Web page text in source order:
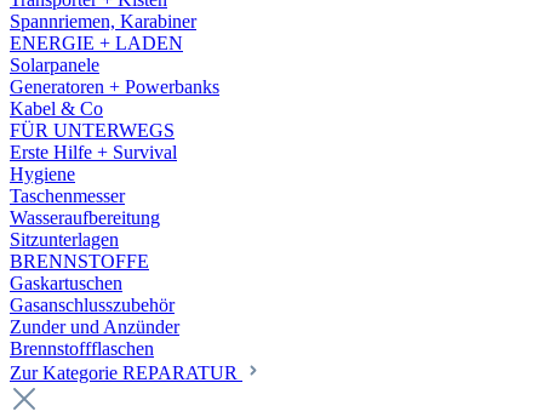
Spannriemen, Karabiner
ENERGIE + LADEN
Solarpanele
Generatoren + Powerbanks
Kabel & Co
FÜR UNTERWEGS
Erste Hilfe + Survival
Hygiene
Taschenmesser
Wasseraufbereitung
Sitzunterlagen
BRENNSTOFFE
Gaskartuschen
Gasanschlusszubehör
Zunder und Anzünder
Brennstoffflaschen
Zur Kategorie REPARATUR